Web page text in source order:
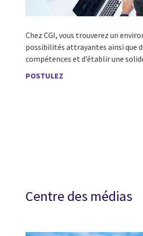
Chez CGI, vous trouverez un
possibilités attrayantes ainsi que
compétences et d’établir une
POSTULEZ
Centre des médias